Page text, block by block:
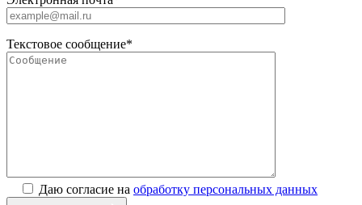
Текстовое сообщение*
Даю согласие на обработку персональных данных